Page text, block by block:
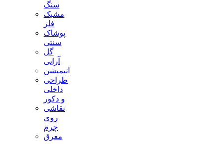
سنگ
مشبک
فلز
پوشاک
سنتی
گل
آرایی
انیمیشن
طراحی
داخلی
و دکور
نقاشی
روی
چرم
معرق